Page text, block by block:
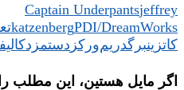
Captain Underpantsjeffrey
katzenbergPDI/DreamWorks
کاتزینبرگدریم‌ورکزدستمزد
اگر مایل هستین، این مطلب را